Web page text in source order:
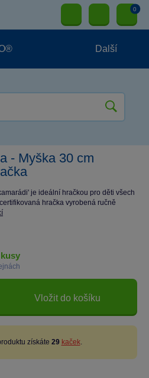
0
Další
- Myška 30 cm
je ideální hračkou pro děti všech
hračka vyrobená ručně
kusy
Vložit do košíku
získáte 29 kaček.